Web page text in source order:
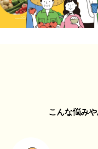
こんな悩み